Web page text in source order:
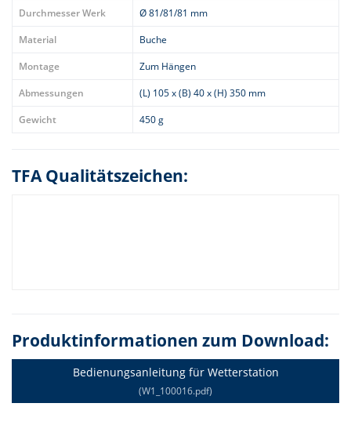
Durchmesser Werk
Ø 81/81/81 mm
Material
Buche
Montage
Zum Hängen
Abmessungen
(L) 105 x (B) 40 x (H) 350 mm
Gewicht
450 g
TFA Qualitätszeichen:
Produktinformationen zum Download:
Bedienungsanleitung für Wetterstation
(W1_100016.pdf)